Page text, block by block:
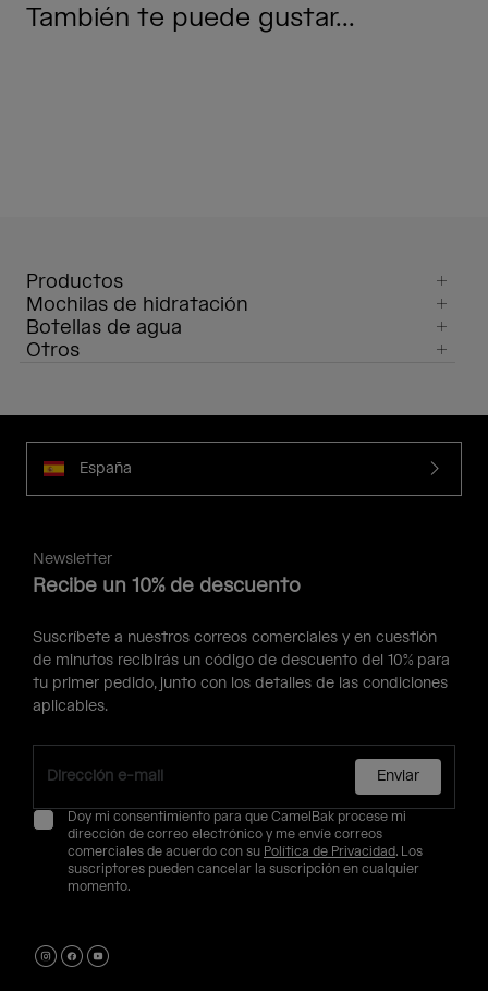
También te puede gustar...
Productos
Mochilas de hidratación
Botellas de agua
Otros
España
Newsletter
Recibe un 10% de descuento
Suscríbete a nuestros correos comerciales y en cuestión
de minutos recibirás un código de descuento del 10% para
tu primer pedido, junto con los detalles de las condiciones
aplicables.
Enviar
Doy mi consentimiento para que CamelBak procese mi
dirección de correo electrónico y me envíe correos
comerciales de acuerdo con su Política de Privacidad. Los
suscriptores pueden cancelar la suscripción en cualquier
momento.